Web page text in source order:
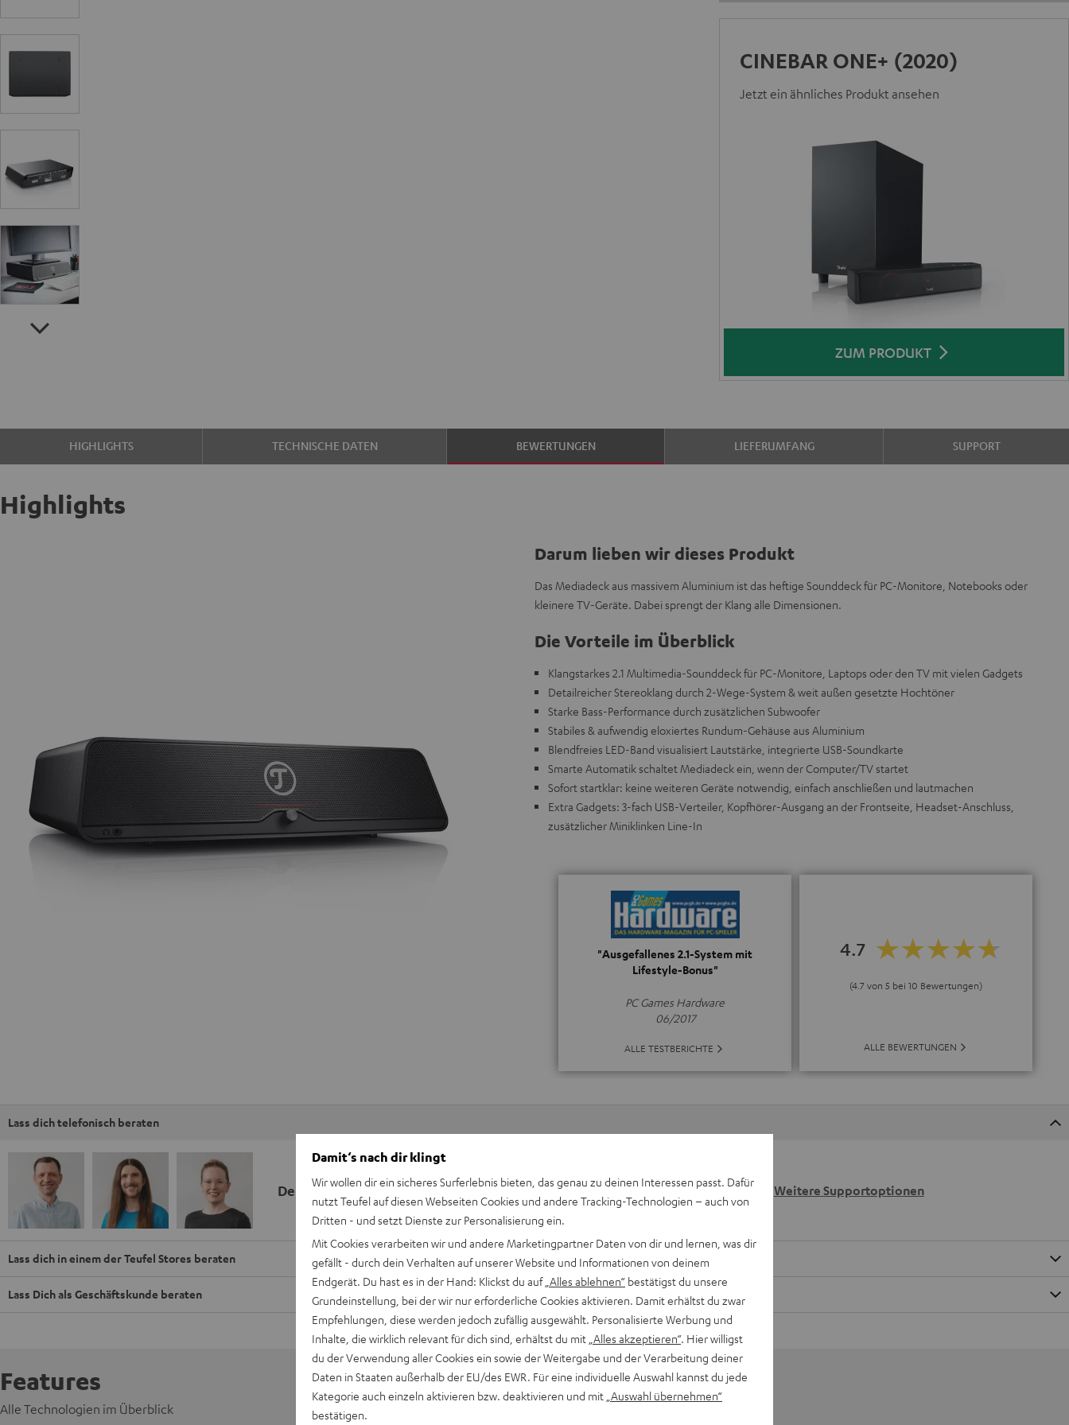
CINEBAR ONE+ (2020)
Jetzt ein ähnliches Produkt ansehen
ZUM PRODUKT
HIGHLIGHTS TECHNISCHE DATEN BEWERTUNGEN LIEFERUMFANG SUPPORT
Highlights
Darum lieben wir dieses Produkt
Das Mediadeck aus massivem Aluminium ist das heftige Sounddeck für PC-Monitore, Notebooks oder
kleinere TV-Geräte. Dabei sprengt der Klang alle Dimensionen.
Die Vorteile im Überblick
Klangstarkes 2.1 Multimedia-Sounddeck für PC-Monitore, Laptops oder den TV mit vielen Gadgets
Detailreicher Stereoklang durch 2-Wege-System & weit außen gesetzte Hochtöner
Starke Bass-Performance durch zusätzlichen Subwoofer
Stabiles & aufwendig eloxiertes Rundum-Gehäuse aus Aluminium
Blendfreies LED-Band visualisiert Lautstärke, integrierte USB-Soundkarte
Smarte Automatik schaltet Mediadeck ein, wenn der Computer/TV startet
Sofort startklar: keine weiteren Geräte notwendig, einfach anschließen und lautmachen
Extra Gadgets: 3-fach USB-Verteiler, Kopfhörer-Ausgang an der Frontseite, Headset-Anschluss,
zusätzlicher Miniklinken Line-In
"Ausgefallenes 2.1-System mit
Lifestyle-Bonus"
PC Games Hardware
06/2017
ALLE TESTBERICHTE
4.7
(4.7 von 5 bei 10 Bewertungen)
ALLE BEWERTUNGEN
Lass dich telefonisch beraten
Deine Kaufberatung
beraten dich auch persönlich am Telefon.
Hier Termin buchen
Weitere Supportoptionen
Lass dich in einem der Teufel Stores beraten
Lass Dich als Geschäftskunde beraten
Features
Alle Technologien im Überblick
Damit‘s nach dir klingt
Wir wollen dir ein sicheres Surferlebnis bieten, das genau zu deinen Interessen passt. Dafür
nutzt Teufel auf diesen Webseiten Cookies und andere Tracking-Technologien – auch von
Dritten - und setzt Dienste zur Personalisierung ein.
Mit Cookies verarbeiten wir und andere Marketingpartner Daten von dir und lernen, was dir
gefällt - durch dein Verhalten auf unserer Website und Informationen von deinem
Endgerät. Du hast es in der Hand: Klickst du auf „Alles ablehnen“ bestätigst du unsere
Grundeinstellung, bei der wir nur erforderliche Cookies aktivieren. Damit erhältst du zwar
Empfehlungen, diese werden jedoch zufällig ausgewählt. Personalisierte Werbung und
Inhalte, die wirklich relevant für dich sind, erhältst du mit „Alles akzeptieren“. Hier willigst
du der Verwendung aller Cookies ein sowie der Weitergabe und der Verarbeitung deiner
Daten in Staaten außerhalb der EU/des EWR. Für eine individuelle Auswahl kannst du jede
Kategorie auch einzeln aktivieren bzw. deaktivieren und mit „Auswahl übernehmen“
bestätigen.